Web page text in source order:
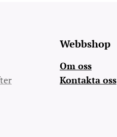
Webbshop
Om oss
Kontakta oss